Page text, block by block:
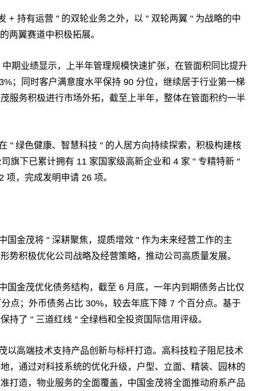
+ 持有运营 " 的双轮业务之外，以 " 双轮两翼 " 为战略的中
两翼赛道中积极拓展。
期业绩显示，上半年管理规模快速扩张，在管面积同比提升
；同时客户满意度水平保持 90 分位，继续居于行业第一梯
服务积极进行市场外拓，截至上半年，整体在管面积约一半
" 绿色健康、智慧科技 " 的人居方向持续探索，积极构建核
旗下已累计拥有 11 家国家级高新企业和 4 家 " 专精特新 "
，完成发明申请 26 项。
国金茂将 " 深耕聚焦，提质增效 " 作为未来经营工作的主
势积极优化公司战略及经营策略，推动公司高质量发展。
国金茂优化债务结构，截至 6 月底，一年内到期债务占比仅
点；外币债务占比 30%，较去年底下降 7 个百分点。基于
持了 " 三道红线 " 全绿档和全投资国际信用评级。
以高端技术支持产品创新与标杆打造。高科技粒子阻尼技术
，通过对科技系统的优化升级，户型、立面、精装、园林的
打造，物业服务的全面覆盖，中国金茂将全面推动府系产品